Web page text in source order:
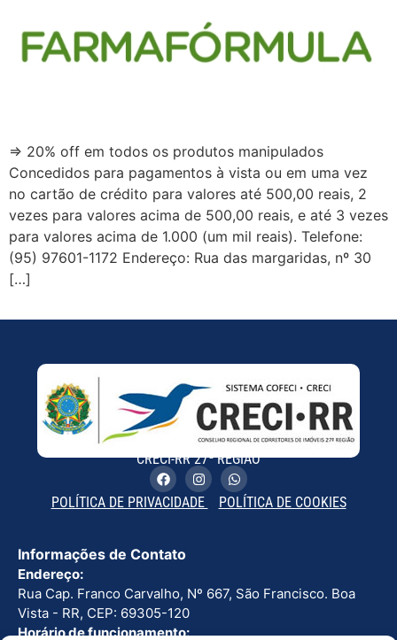
⇒ 20% off em todos os produtos manipulados
Concedidos para pagamentos à vista ou em uma vez
no cartão de crédito para valores até 500,00 reais, 2
vezes para valores acima de 500,00 reais, e até 3 vezes
para valores acima de 1.000 (um mil reais). Telefone:
(95) 97601-1172 Endereço: Rua das margaridas, nº 30
[…]
CRECI-RR 27ª REGIÃO
POLÍTICA DE PRIVACIDADE POLÍTICA DE COOKIES
Informações de Contato
Endereço:
Rua Cap. Franco Carvalho, Nº 667, São Francisco. Boa
Vista - RR, CEP: 69305-120
Horário de funcionamento: